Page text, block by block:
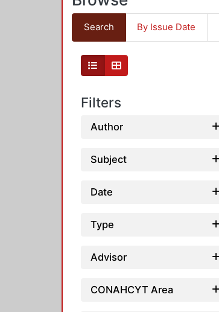
Search By Issue Date
Filters
Author
Subject
Date
Type
Advisor
CONAHCYT Area